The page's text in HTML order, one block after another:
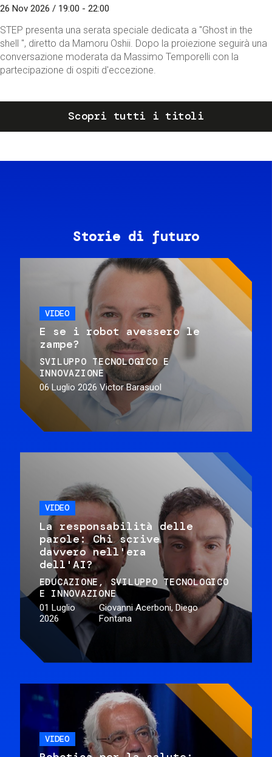
26 Nov 2026 / 19:00 - 22:00
STEP presenta una serata speciale dedicata a "Ghost in the
shell ", diretto da Mamoru Oshii. Dopo la proiezione seguirà una
conversazione moderata da Massimo Temporelli con la
partecipazione di ospiti d'eccezione.
Scopri tutti i titoli
Storie di futuro
VIDEO
E se i robot avessero le
zampe?
SVILUPPO TECNOLOGICO E
INNOVAZIONE
06 Luglio 2026 Victor Barasuol
VIDEO
La responsabilità delle
parole: Chi scrive
davvero nell'era
dell'AI?
EDUCAZIONE
SVILUPPO TECNOLOGICO
E INNOVAZIONE
01 Luglio
2026
Giovanni Acerboni, Diego
Fontana
VIDEO